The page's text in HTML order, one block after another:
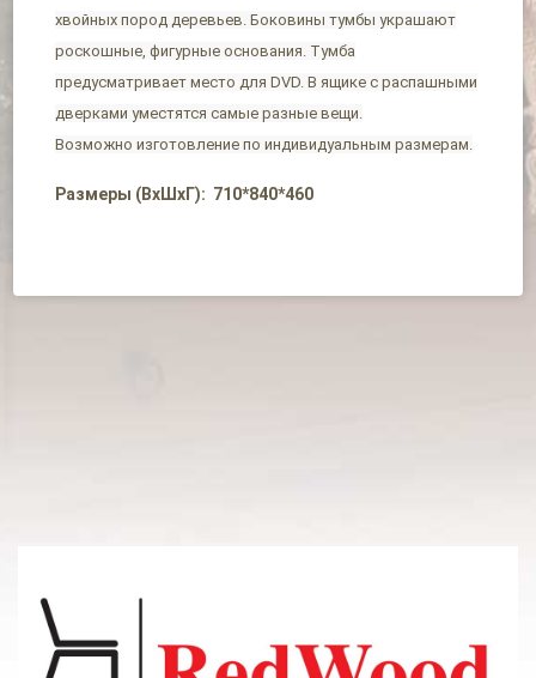
хвойных пород деревьев. Боковины тумбы украшают
роскошные, фигурные основания. Тумба
предусматривает место для DVD. В ящике с распашными
дверками уместятся самые разные вещи.
Возможно изготовление по индивидуальным размерам.
Размеры (ВхШхГ): 710*840*460